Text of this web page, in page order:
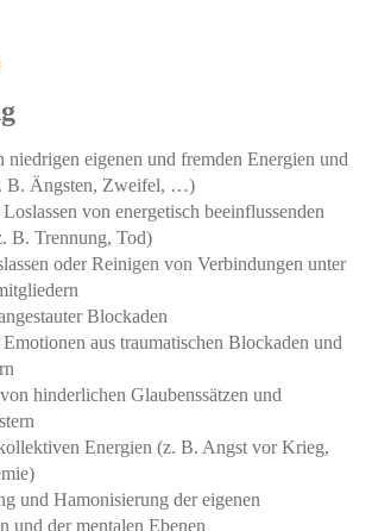
niedrigen eigenen und fremden Energien und
B. Ängsten, Zweifel, …)
von energetisch beeinflussenden
B. Trennung, Tod)
oder Reinigen von Verbindungen unter
Blockaden
aus traumatischen Blockaden und
hinderlichen Glaubenssätzen und
Energien (z. B. Angst vor Krieg,
und Hamonisierung der eigenen
und der mentalen Ebenen